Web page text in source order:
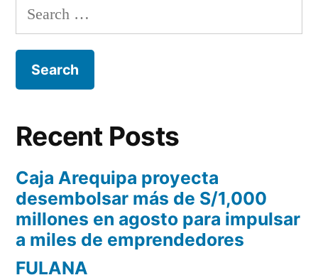
Recent Posts
Caja Arequipa proyecta
desembolsar más de S/1,000
millones en agosto para impulsar
a miles de emprendedores
FULANA